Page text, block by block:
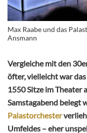
Max Raabe und das
Ansmann
Vergleiche mit den
öfter, vielleicht war
1550 Sitze im Theater
Samstagabend belegt
Palastorchester
Umfeldes – eher